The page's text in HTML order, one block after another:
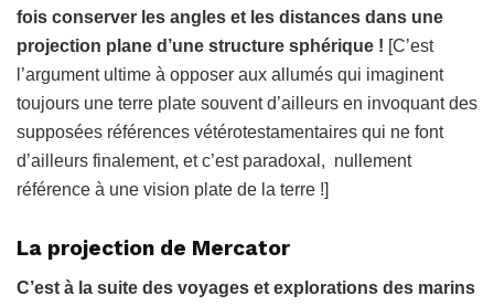
fois conserver les angles et les distances dans une
projection plane d’une structure sphérique ! [C’est
l’argument ultime à opposer aux allumés qui imaginent
toujours une terre plate souvent d’ailleurs en invoquant des
supposées références vétérotestamentaires qui ne font
d’ailleurs finalement, et c’est paradoxal, nullement
référence à une vision plate de la terre !]
La projection de Mercator
C’est à la suite des voyages et explorations des marins